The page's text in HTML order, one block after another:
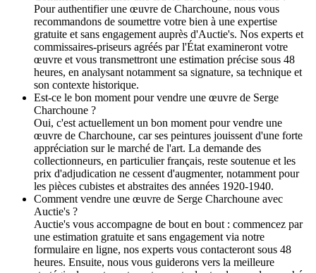
Pour authentifier une œuvre de Charchoune, nous vous
recommandons de soumettre votre bien à une expertise
gratuite et sans engagement auprès d'Auctie's. Nos experts et
commissaires-priseurs agréés par l'État examineront votre
œuvre et vous transmettront une estimation précise sous 48
heures, en analysant notamment sa signature, sa technique et
son contexte historique.
Est-ce le bon moment pour vendre une œuvre de Serge
Charchoune ?
Oui, c'est actuellement un bon moment pour vendre une
œuvre de Charchoune, car ses peintures jouissent d'une forte
appréciation sur le marché de l'art. La demande des
collectionneurs, en particulier français, reste soutenue et les
prix d'adjudication ne cessent d'augmenter, notamment pour
les pièces cubistes et abstraites des années 1920-1940.
Comment vendre une œuvre de Serge Charchoune avec
Auctie's ?
Auctie's vous accompagne de bout en bout : commencez par
une estimation gratuite et sans engagement via notre
formulaire en ligne, nos experts vous contacteront sous 48
heures. Ensuite, nous vous guiderons vers la meilleure